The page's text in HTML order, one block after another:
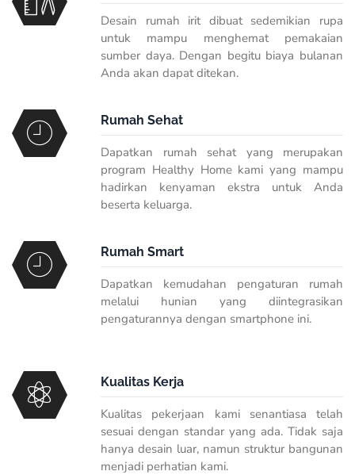
Desain rumah irit dibuat sedemikian rupa
untuk mampu menghemat pemakaian
sumber daya. Dengan begitu biaya bulanan
Anda akan dapat ditekan.
Rumah Sehat
Dapatkan rumah sehat yang merupakan
program Healthy Home kami yang mampu
hadirkan kenyaman ekstra untuk Anda
beserta keluarga.
Rumah Smart
Dapatkan kemudahan pengaturan rumah
melalui hunian yang diintegrasikan
pengaturannya dengan smartphone ini.
Kualitas Kerja
Kualitas pekerjaan kami senantiasa telah
sesuai dengan standar yang ada. Tidak saja
hanya desain luar, namun struktur bangunan
menjadi perhatian kami.